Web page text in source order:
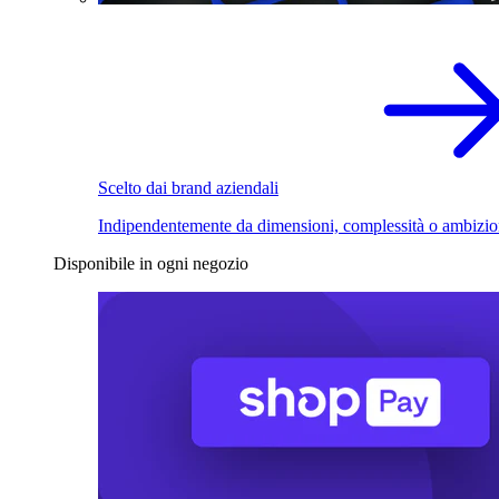
Scelto dai brand aziendali
Indipendentemente da dimensioni, complessità o
Disponibile in ogni negozio